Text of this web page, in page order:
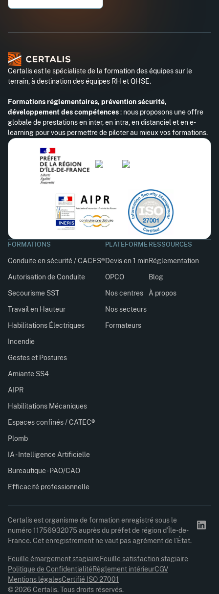
Téléphone professionnel*
Certalis est le spécialiste de la formation des équipes sur le
terrain, à destination des équipes RH et QHSE.
Formations réglementaires, prévention sécurité,
développement des compétences: nous proposons une offre
globale de prestations en inter, en intra, en distanciel et en e-
learning pour vous permettre de piloter au mieux vos formations.
FORMATIONS
Conduite en sécurité / CACES®
Autorisation de Conduite
Secourisme SST
Travail en Hauteur
Habilitations Électriques
Incendie
Gestes et Postures
Amiante SS4
AIPR
Habilitations Mécaniques
Espaces confinés / CATEC®
Plomb
IA - Intelligence Artificielle
Bureautique - PAO/CAO
Efficacité professionnelle
PLATEFORME
Devis en 1 min
OPCO
Nos centres
Nos secteurs
Formateurs
RESSOURCES
Réglementation
Blog
À propos
Certalis est organisme de formation enregistré sous le
numéro 11756932075 auprès du préfet de région d’Île-de-
France. Cet enregistrement ne vaut pas agrément de l’État.
© 2026 Certalis. Tous droits réservés.
Feuille émargement stagiaireFeuille satisfaction stagiaire
Politique de ConfidentialitéRèglement intérieurCGV
Mentions légalesCertifié ISO 27001